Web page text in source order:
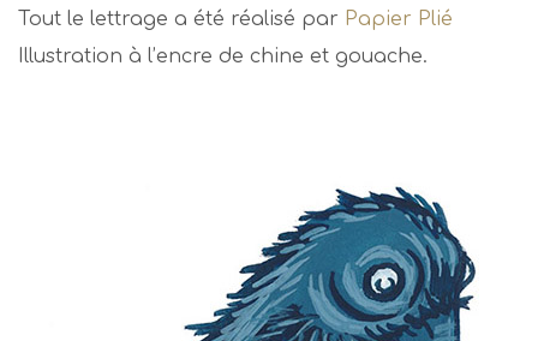
Tout le lettrage a été réalisé par Papier Plié
Illustration à l’encre de chine et gouache.